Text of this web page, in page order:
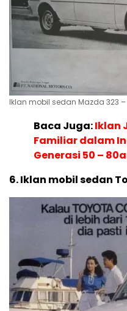
Iklan mobil sedan Mazda 323
Baca Juga:Iklan
Familiar dalam
Generasi 50 –
6. Iklan mobil sedan